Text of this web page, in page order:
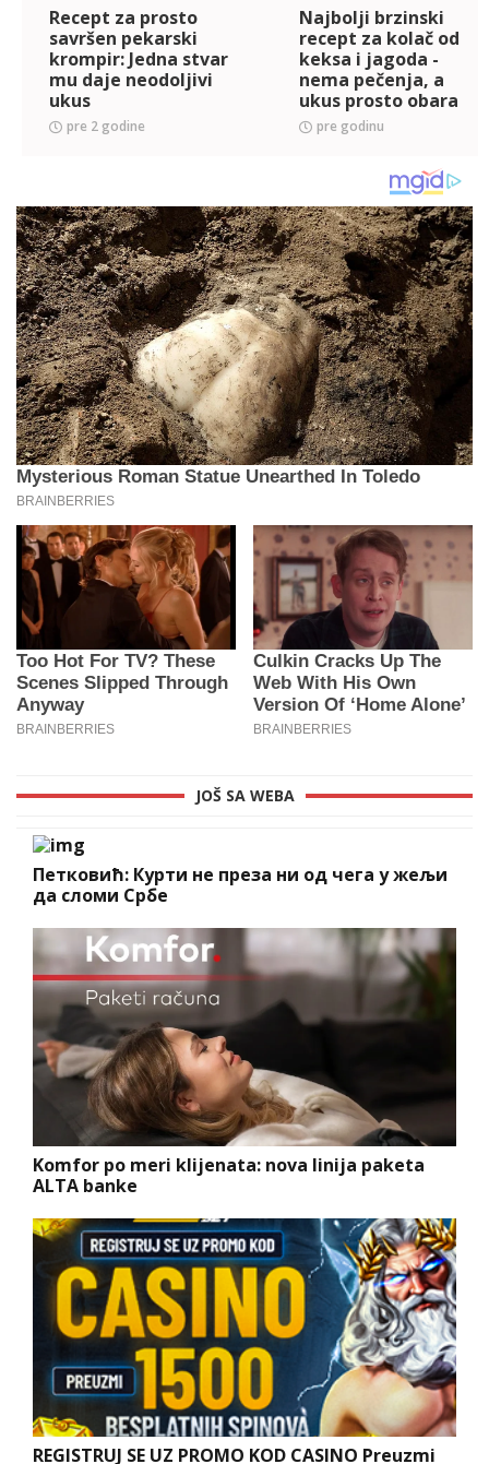
Recept za prosto
savršen pekarski
krompir: Jedna stvar
mu daje neodoljivi
ukus
pre 2 godine
Najbolji brzinski
recept za kolač od
keksa i jagoda -
nema pečenja, a
ukus prosto obara
sa nogu
pre godinu
JOŠ SA WEBA
Петковић: Курти не преза ни од чега у жељи
да сломи Србе
Komfor po meri klijenata: nova linija paketa
ALTA banke
REGISTRUJ SE UZ PROMO KOD CASINO Preuzmi